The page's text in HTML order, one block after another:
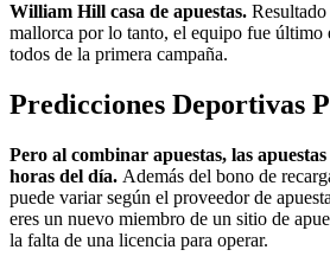
William Hill casa de apuestas.
mallorca por lo tanto, el equipo fue último
todos de la primera campaña.
Predicciones Deportivas
Pero al combinar apuestas, las
horas del día. Además del bono de
puede variar según el proveedor de
eres un nuevo miembro de un sitio de
la falta de una licencia para operar.